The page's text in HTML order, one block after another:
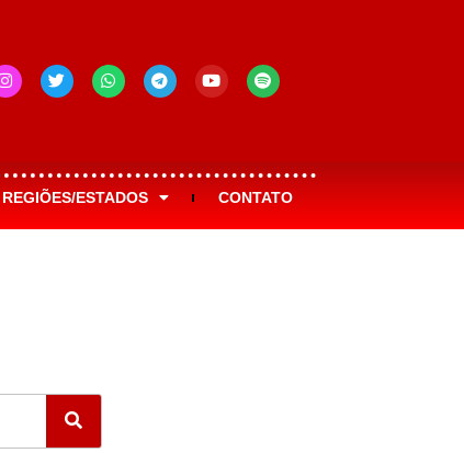
REGIÕES/ESTADOS CONTATO